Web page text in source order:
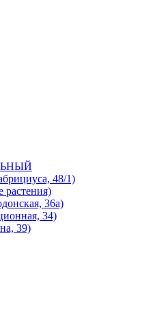
48/1)
растения)
36а)
34)
39)